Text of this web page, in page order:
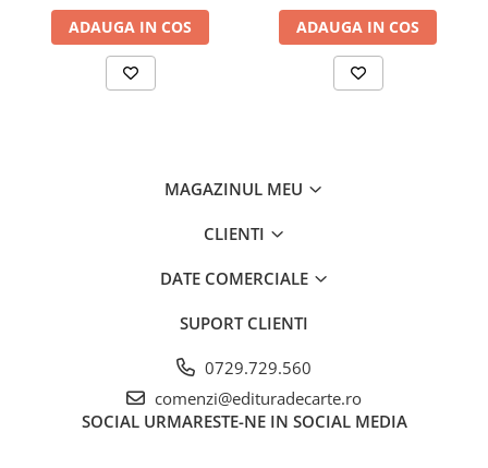
ADAUGA IN COS ADAUGA IN COS
MAGAZINUL MEU
CLIENTI
DATE COMERCIALE
SUPORT CLIENTI
0729.729.560
comenzi@edituradecarte.ro
SOCIAL URMARESTE-NE IN SOCIAL MEDIA